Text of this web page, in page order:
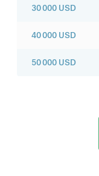
30 000 USD
40 000 USD
50 000 USD